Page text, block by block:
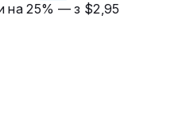
на 25% — з $2,95